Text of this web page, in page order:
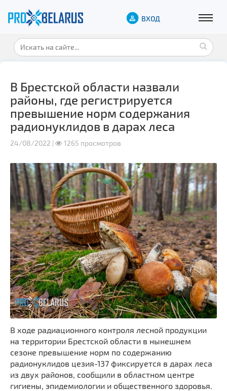
ВХОД
В Брестской области назвали
районы, где регистрируется
превышение норм содержания
радионуклидов в дарах леса
24/08/2022 | 1265 просмотров
В ходе радиационного контроля лесной продукции
на территории Брестской области в нынешнем
сезоне превышение норм по содержанию
радионуклидов цезия-137 фиксируется в дарах леса
из двух районов, сообщили в областном центре
гигиены, эпидемиологии и общественного здоровья.